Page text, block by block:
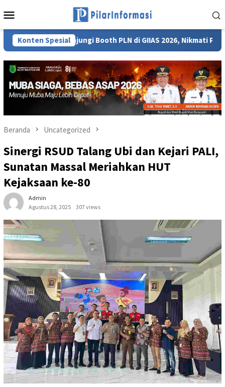
ke
Mobile
Konten Spesial
Kunjungi Booth PLN di GIIAS 2026, Nikmati Promo Tambah
Beranda Uncategorized
Sinergi RSUD Talang Ubi dan Kejari PALI,
Sunatan Massal Meriahkan HUT
Kejaksaan ke-80
Admin
Agustus 28, 2025
307 views